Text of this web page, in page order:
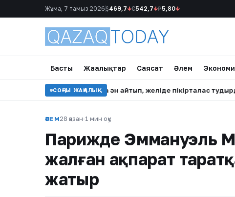
Жұма, 7 тамыз 2026 $469,7↓€542,7↓₽5,80↓
Басты Жаңалықтар Саясат Әлем
СОҢҒЫ ЖАҢАЛЫҚ
тойында ән айтып, желіде пікірталас тудырды •
ӘЛЕМ28 қазан·1 мин оқу
Парижде Эммануэль
жалған ақпарат
жатыр